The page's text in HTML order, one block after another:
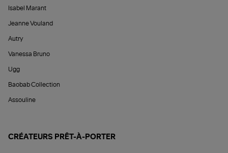
Isabel Marant
Jeanne Vouland
Autry
Vanessa Bruno
Ugg
Baobab Collection
Assouline
CRÉATEURS PRÊT-À-PORTER